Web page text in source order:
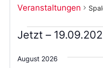
Veranstaltungen
Jetzt –
Sie
das
August 2026